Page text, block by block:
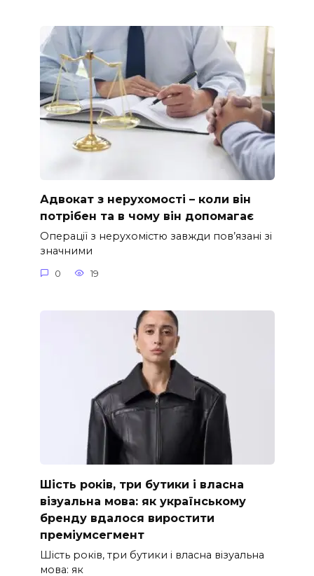
Адвокат з нерухомості – коли він
потрібен та в чому він допомагає
Операції з нерухомістю завжди пов’язані зі
значними
0 19
Шість років, три бутики і власна
візуальна мова: як українському
бренду вдалося виростити
преміумсегмент
Шість років, три бутики і власна візуальна
мова: як